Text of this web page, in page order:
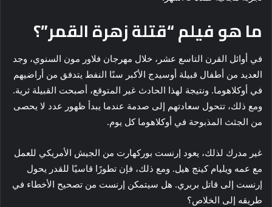
ما هو فيلم “قتلة زهرة القمر”؟
في أوائل القرن التاسع عشر، خلال مهرجان فلاور مون السنوي، وجد
العديد من أطفال قبيلة أوسيدج الأكبر سنًا النفط يتدفق من أراضيهم
في أوكلاهوما. ونتيجة لهذا الحادث غير المتوقع، أصبحت القبيلة ثرية.
ومع ذلك، تتحول سعادتهم إلى صدمة عندما يبدأ ظهور عدد لا يحصى
من الجثث المذبوحة في أوكلاهوما كل يوم.
غير مدرك لذلك، يعود إرنست بوركهارت من الجيش الأمريكي للعمل
مع عمه ويليام كينج هيل. ومع ذلك، فإن تطورًا قاسيًا للقدر يحول
إرنست إلى قاتل بربري. هل سيتمكن إرنست من تصحيح الأخطاء في
طريقه إلى الخلاص؟